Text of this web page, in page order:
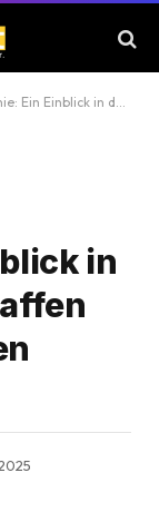
einer faszinierenden Persönlichkeit
in